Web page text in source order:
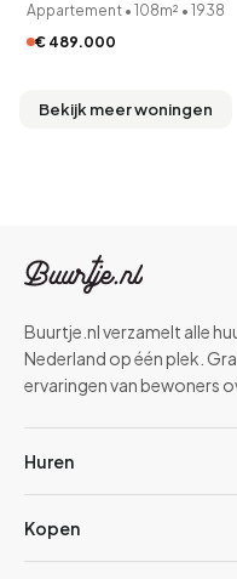
Appartement • 108m² • 1938
€ 489.000
Bekijk meer woningen
Buurtje.nl verzamelt alle
Nederland op één plek.
ervaringen van bewoners
Huren
Kopen